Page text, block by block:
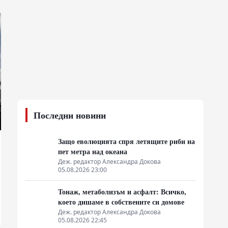
Последни новини
Защо еволюцията спря летящите риби на
пет метра над океана
Деж. редактор Александра Докова
05.08.2026 23:00
Тонаж, метаболизъм и асфалт: Всичко,
което дишаме в собствените си домове
Деж. редактор Александра Докова
05.08.2026 22:45